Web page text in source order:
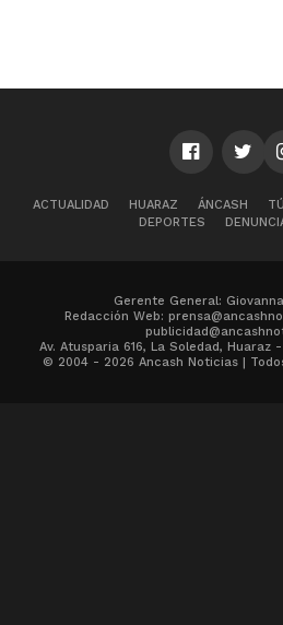
ACTUALIDAD HUARAZ ÁNCASH
DEPORTES
Gerente General:
Redacción Web:
Av. Atusparia 616, La Soledad, Huaraz
© 2004 - 2026 Ancash Noticias |